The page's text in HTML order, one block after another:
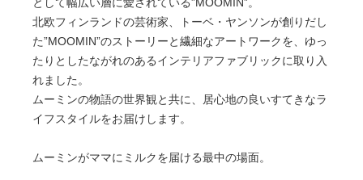
北欧フィンランドの芸術家、トーベ・ヤンソンが創りだし
た”MOOMIN”のストーリーと繊細なアートワークを、ゆっ
たりとしたながれのあるインテリアファブリックに取り入
れました。
ムーミンの物語の世界観と共に、居心地の良いすてきなラ
イフスタイルをお届けします。
ムーミンがママにミルクを届ける最中の場面。